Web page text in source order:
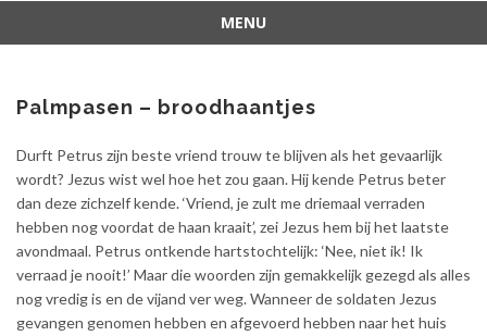
MENU
inhoud
Palmpasen – broodhaantjes
Durft Petrus zijn beste vriend trouw te blijven als het gevaarlijk
wordt? Jezus wist wel hoe het zou gaan. Hij kende Petrus beter
dan deze zichzelf kende. ‘Vriend, je zult me driemaal verraden
hebben nog voordat de haan kraait’, zei Jezus hem bij het laatste
avondmaal. Petrus ontkende hartstochtelijk: ‘Nee, niet ik! Ik
verraad je nooit!’ Maar die woorden zijn gemakkelijk gezegd als alles
nog vredig is en de vijand ver weg. Wanneer de soldaten Jezus
gevangen genomen hebben en afgevoerd hebben naar het huis